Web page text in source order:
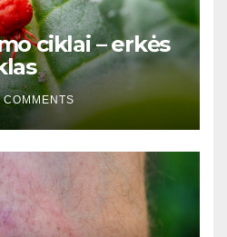
ciklai – erkės
COMMENTS